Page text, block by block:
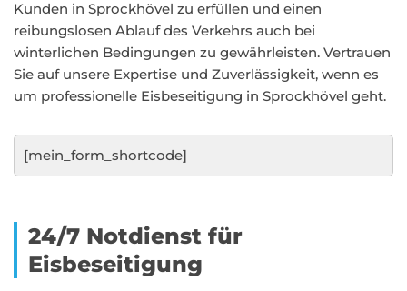
Kunden in Sprockhövel zu erfüllen und einen
reibungslosen Ablauf des Verkehrs auch bei
winterlichen Bedingungen zu gewährleisten. Vertrauen
Sie auf unsere Expertise und Zuverlässigkeit, wenn es
um professionelle Eisbeseitigung in Sprockhövel geht.
[mein_form_shortcode]
24/7 Notdienst für
Eisbeseitigung